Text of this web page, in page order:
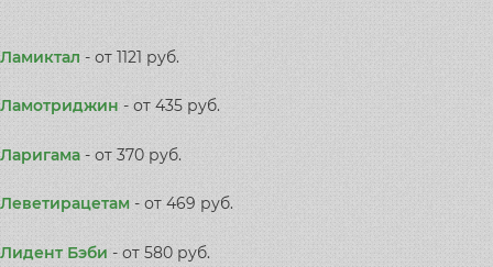
Ламиктал - от 1121 руб.
Ламотриджин - от 435 руб.
Ларигама - от 370 руб.
Леветирацетам - от 469 руб.
Лидент Бэби - от 580 руб.